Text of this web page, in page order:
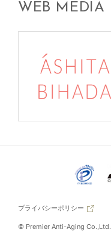
WEB MEDIA
プライバシーポリシー
© Premier Anti-Aging Co.,Ltd.